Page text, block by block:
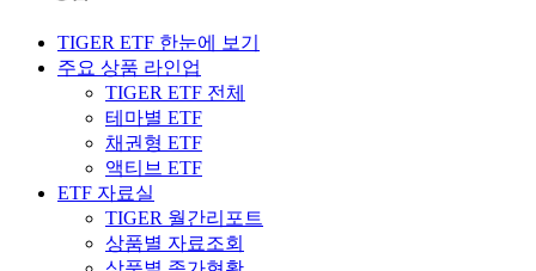
TIGER ETF 한눈에 보기
주요 상품 라인업
TIGER ETF 전체
테마별 ETF
채권형 ETF
액티브 ETF
ETF 자료실
TIGER 월간리포트
상품별 자료조회